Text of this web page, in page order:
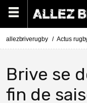
allezbriverugby Actus
Brive se
fin de